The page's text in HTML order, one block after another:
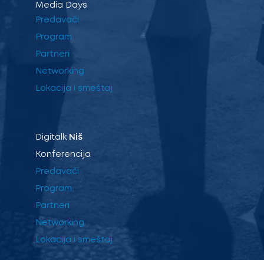
Media Days
Predavači
Program
Partneri
Networking
Lokacija i smeštaj
Digitalk Niš
Konferencija
Predavači
Program
Partneri
Networking
Lokacija i smeštaj